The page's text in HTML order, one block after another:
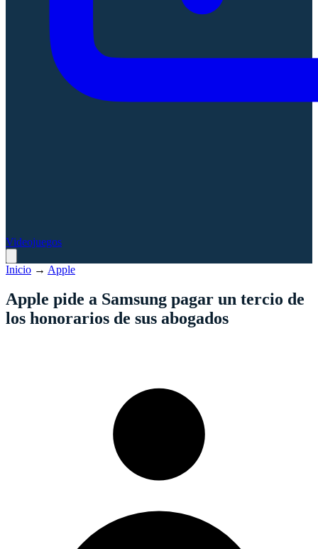
Videojuegos
Inicio → Apple
Apple pide a Samsung pagar un tercio de
los honorarios de sus abogados